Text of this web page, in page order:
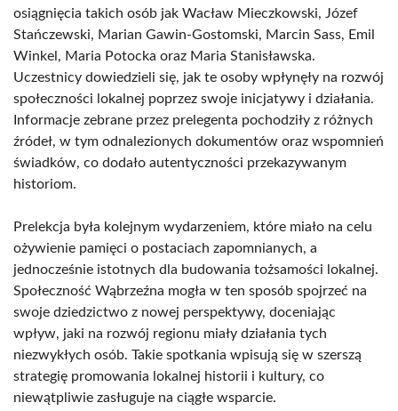
osiągnięcia takich osób jak Wacław Mieczkowski, Józef
Stańczewski, Marian Gawin-Gostomski, Marcin Sass, Emil
Winkel, Maria Potocka oraz Maria Stanisławska.
Uczestnicy dowiedzieli się, jak te osoby wpłynęły na rozwój
społeczności lokalnej poprzez swoje inicjatywy i działania.
Informacje zebrane przez prelegenta pochodziły z różnych
źródeł, w tym odnalezionych dokumentów oraz wspomnień
świadków, co dodało autentyczności przekazywanym
historiom.
Prelekcja była kolejnym wydarzeniem, które miało na celu
ożywienie pamięci o postaciach zapomnianych, a
jednocześnie istotnych dla budowania tożsamości lokalnej.
Społeczność Wąbrzeźna mogła w ten sposób spojrzeć na
swoje dziedzictwo z nowej perspektywy, doceniając
wpływ, jaki na rozwój regionu miały działania tych
niezwykłych osób. Takie spotkania wpisują się w szerszą
strategię promowania lokalnej historii i kultury, co
niewątpliwie zasługuje na ciągłe wsparcie.